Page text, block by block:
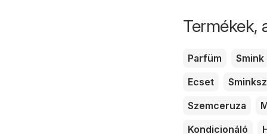
Termékek,
Parfüm Smink
Ecset
Szemceruza
Kondicionáló